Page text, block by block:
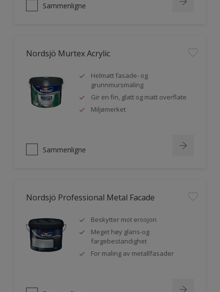
Sammenligne
Nordsjö Murtex Acrylic
Helmatt fasade- og
grunnmursmaling
Gir en fin, glatt og matt overflate
Miljømerket
Sammenligne
Nordsjö Professional Metal Facade
Beskytter mot erosjon
Meget høy glans-og
fargebestandighet
For maling av metallfasader